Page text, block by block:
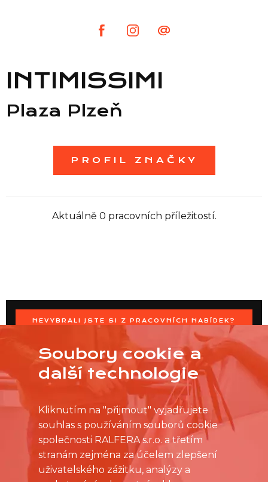
Seznam NC
INTIMISSIMI
Plaza Plzeň
PROFIL ZNAČKY
Aktuálně 0 pracovních příležitostí.
NEVYBRALI JSTE SI Z PRACOVNÍCH NABÍDEK?
OSLOVTE PRODEJNU PŘÍMO S VAŠIMI ČASOVÝMI
MOŽNOSTMI
Soubory cookie a
další technologie
Kliknutím na "přijmout" vyjadřujete
souhlas s používáním souborů cookie
společnosti RALFERA s.r.o. a třetím
stranám zejména za účelem zlepšení
uživatelského zážitku, analýzy a